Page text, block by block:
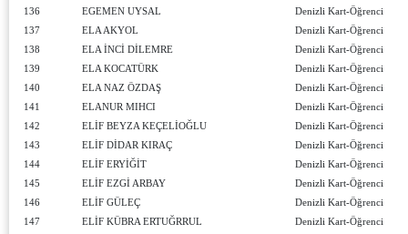
136 EGEMEN UYSAL
Denizli Kart-Öğrenci
137
ELA AKYOL
Denizli Kart-Öğrenci
138
ELA İNCİ DİLEMRE
Denizli Kart-Öğrenci
139
ELA KOCATÜRK
Denizli Kart-Öğrenci
140
ELA NAZ ÖZDAŞ
Denizli Kart-Öğrenci
141
ELANUR MIHCI
Denizli Kart-Öğrenci
142
ELİF BEYZA KEÇELİOĞLU
Denizli Kart-Öğrenci
143
ELİF DİDAR KIRAÇ
Denizli Kart-Öğrenci
144
ELİF ERYİĞİT
Denizli Kart-Öğrenci
145
ELİF EZGİ ARBAY
Denizli Kart-Öğrenci
146
ELİF GÜLEÇ
Denizli Kart-Öğrenci
147
ELİF KÜBRA ERTUĞRRUL
Denizli Kart-Öğrenci